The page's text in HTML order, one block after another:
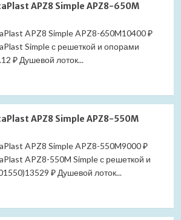
APZ8 Simple APZ8-650M
APZ8 Simple APZ8-650M10400 ₽
Simple с решеткой и опорами
₽ Душевой лоток...
APZ8 Simple APZ8-550M
APZ8 Simple APZ8-550M9000 ₽
APZ8-550M Simple с решеткой и
₽ Душевой лоток...